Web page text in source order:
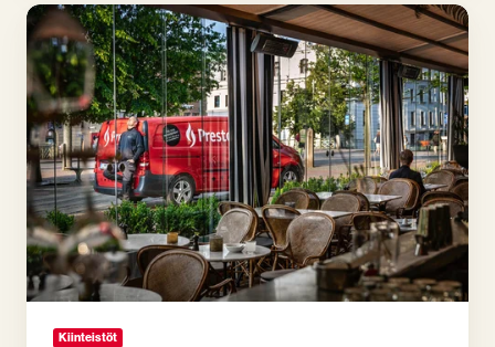
Vuoden
2020
kiinnostavimmat
paloturvallisuusteemat
Kiinteistöt